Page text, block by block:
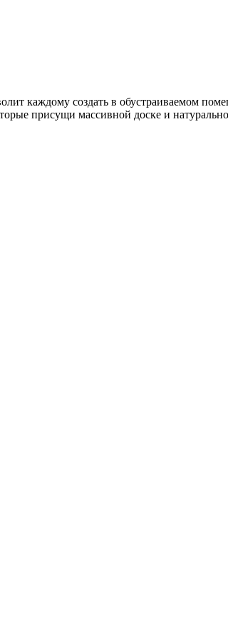
каждому создать в обустраиваемом
присущи массивной доске и